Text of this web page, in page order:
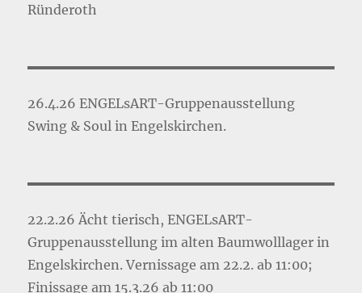
Ründeroth
26.4.26 ENGELsART-Gruppenausstellung
Swing & Soul in Engelskirchen.
22.2.26 Ächt tierisch, ENGELsART-
Gruppenausstellung im alten Baumwolllager in
Engelskirchen. Vernissage am 22.2. ab 11:00;
Finissage am 15.3.26 ab 11:00